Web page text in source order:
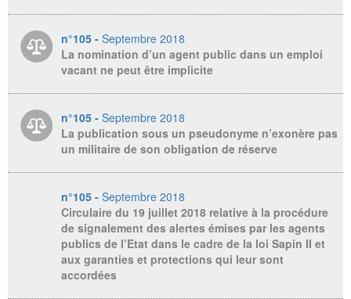
n°105 - Septembre 2018
La nomination d’un agent public dans un emploi
vacant ne peut être implicite
n°105 - Septembre 2018
La publication sous un pseudonyme n’exonère pas
un militaire de son obligation de réserve
n°105 - Septembre 2018
Circulaire du 19 juillet 2018 relative à la procédure
de signalement des alertes émises par les agents
publics de l’Etat dans le cadre de la loi Sapin II et
aux garanties et protections qui leur sont
accordées